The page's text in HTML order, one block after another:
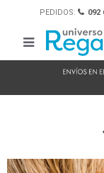
PEDIDOS: 092
